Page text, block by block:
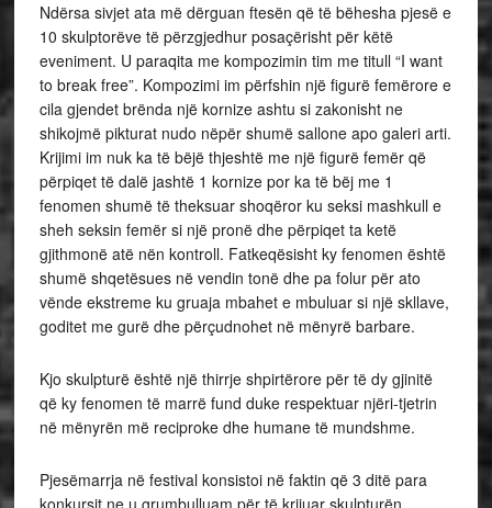
Ndërsa sivjet ata më dërguan ftesën që të bëhesha pjesë e
10 skulptorëve të përzgjedhur posaçërisht për këtë
eveniment. U paraqita me kompozimin tim me titull “I want
to break free”. Kompozimi im përfshin një figurë femërore e
cila gjendet brënda një kornize ashtu si zakonisht ne
shikojmë pikturat nudo nëpër shumë sallone apo galeri arti.
Krijimi im nuk ka të bëjë thjeshtë me një figurë femër që
përpiqet të dalë jashtë 1 kornize por ka të bëj me 1
fenomen shumë të theksuar shoqëror ku seksi mashkull e
sheh seksin femër si një pronë dhe përpiqet ta ketë
gjithmonë atë nën kontroll. Fatkeqësisht ky fenomen është
shumë shqetësues në vendin tonë dhe pa folur për ato
vënde ekstreme ku gruaja mbahet e mbuluar si një skllave,
goditet me gurë dhe përçudnohet në mënyrë barbare.
Kjo skulpturë është një thirrje shpirtërore për të dy gjinitë
që ky fenomen të marrë fund duke respektuar njëri-tjetrin
në mënyrën më reciproke dhe humane të mundshme.
Pjesëmarrja në festival konsistoi në faktin që 3 ditë para